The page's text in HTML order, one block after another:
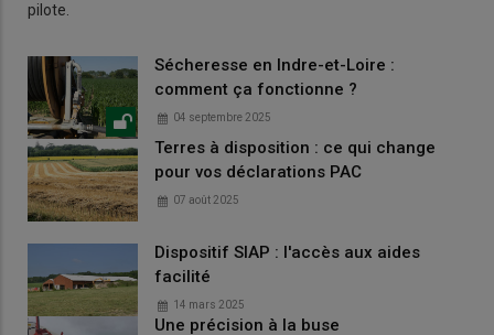
pilote.
Sécheresse en Indre-et-Loire :
comment ça fonctionne ?
04 septembre 2025
Terres à disposition : ce qui change
pour vos déclarations PAC
07 août 2025
Dispositif SIAP : l'accès aux aides
facilité
14 mars 2025
Une précision à la buse